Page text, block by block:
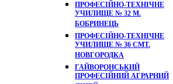
ПРОФЕСІЙНО-ТЕХНІЧНЕ
УЧИЛИЩЕ № 32 М.
БОБРИНЕЦЬ
ПРОФЕСІЙНО-ТЕХНІЧНЕ
УЧИЛИЩЕ № 36 СМТ.
НОВГОРОДКА
ГАЙВОРОНСЬКИЙ
ПРОФЕСІЙНИЙ АГРАРНИЙ